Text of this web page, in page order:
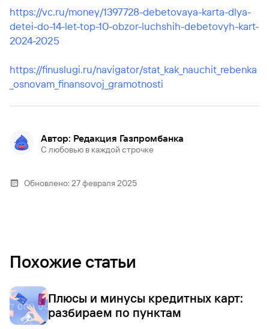
https://vc.ru/money/1397728-debetovaya-karta-dlya-
detei-do-14-let-top-10-obzor-luchshih-debetovyh-kart-
2024-2025
https://finuslugi.ru/navigator/stat_kak_nauchit_rebenka
_osnovam_finansovoj_gramotnosti
Автор: Редакция Газпромбанка
С любовью в каждой строчке
Обновлено:27 февраля 2025
Похожие статьи
Плюсы и минусы кредитных карт:
разбираем по пунктам